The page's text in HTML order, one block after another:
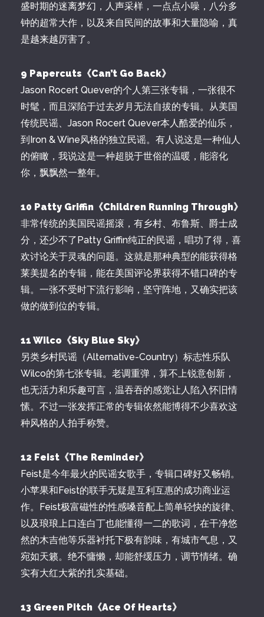
盛时期的迷离梦幻，人声采样，一点点小噪，八分多
钟的超常大作，以及来自民间的故事和大量隐喻，真
是越来越厉害了。
9 Papercuts《Can’t Go Back》
Jason Rocert Quever的个人第三张专辑，一张很不
时髦，而且深陷于过去岁月无法自拔的专辑。从美国
传统民谣、Jason Rocert Quever本人酷爱的仙乐，
到Iron & Wine风格的独立民谣。有人说这是一种仙人
的俯瞰，我说这是一种超脱于世俗的温暖，能溶化
你，飘飘然一整年。
10 Patty Griffin《Children Running Through》
非常传统的美国民谣摇滚，有乡村、布鲁斯、爵士成
分，还少不了Patty Griffin纯正的民谣，唱功了得，喜
欢讨论关于灵魂的问题。这就是那种典型的能获得格
莱美提名的专辑，能在美国评论界获得不错口碑的专
辑。一张不受时下流行影响，坚守阵地，又确实把该
做的做到位的专辑。
11 Wilco《Sky Blue Sky》
另类乡村民谣（Alternative-Country）标志性乐队
Wilco的第七张专辑。老调重弹，算不上锐意创新，
也无活力和乐趣可言，温吞吞的感觉让人陷入怀旧情
愫。不过一张发挥正常的专辑依然能博得不少喜欢这
种风格的人拍手称赞。
12 Feist《The Reminder》
Feist是今年最火的民谣女歌手，专辑口碑好又畅销。
小苹果和Feist的联手无疑是互利互惠的成功商业运
作。Feist极富磁性的性感嗓音配上简单轻快的旋律、
以及琅琅上口连白丁也能懂得一二的歌词，在干净悠
然的木吉他等乐器衬托下极有韵味，有城市气息，又
宛如天籁。绝不慵懒，却能舒缓压力，调节情绪。确
实有大红大紫的扎实基础。
13 Green Pitch《Ace Of Hearts》